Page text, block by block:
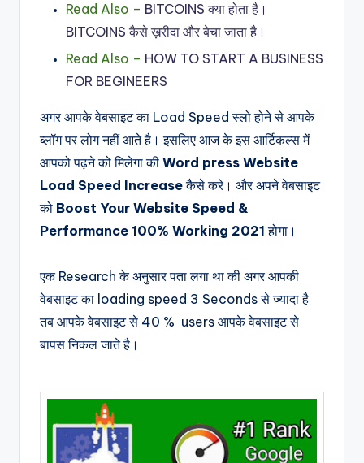
Read Also – BITCOINS क्या होता है।
BITCOINS कैसे ख़रीदा और बेचा जाता है।
Read Also – HOW TO START A BUSINESS
FOR BEGINEERS
अगर आपके वेबसाइट का Load Speed स्लो होने से आपके
ब्लॉग पर लोग नहीं आते है। इसलिए आज के इस आर्टिकल्स में
आपको पढ़ने को मिलेगा की Word press Website
Load Speed Increaseकैसे करे। और अपने वेबसाइट
को Boost Your Website Speed &
Performance 100% Working 2021 होगा।
एक Research के अनुसार पता लगा था की अगर आपकी
वेबसाइट का loading speed 3 Seconds से ज्यादा है
तब आपके वेबसाइट से 40 % users आपके वेबसाइट से
बापस निकल जाते है।